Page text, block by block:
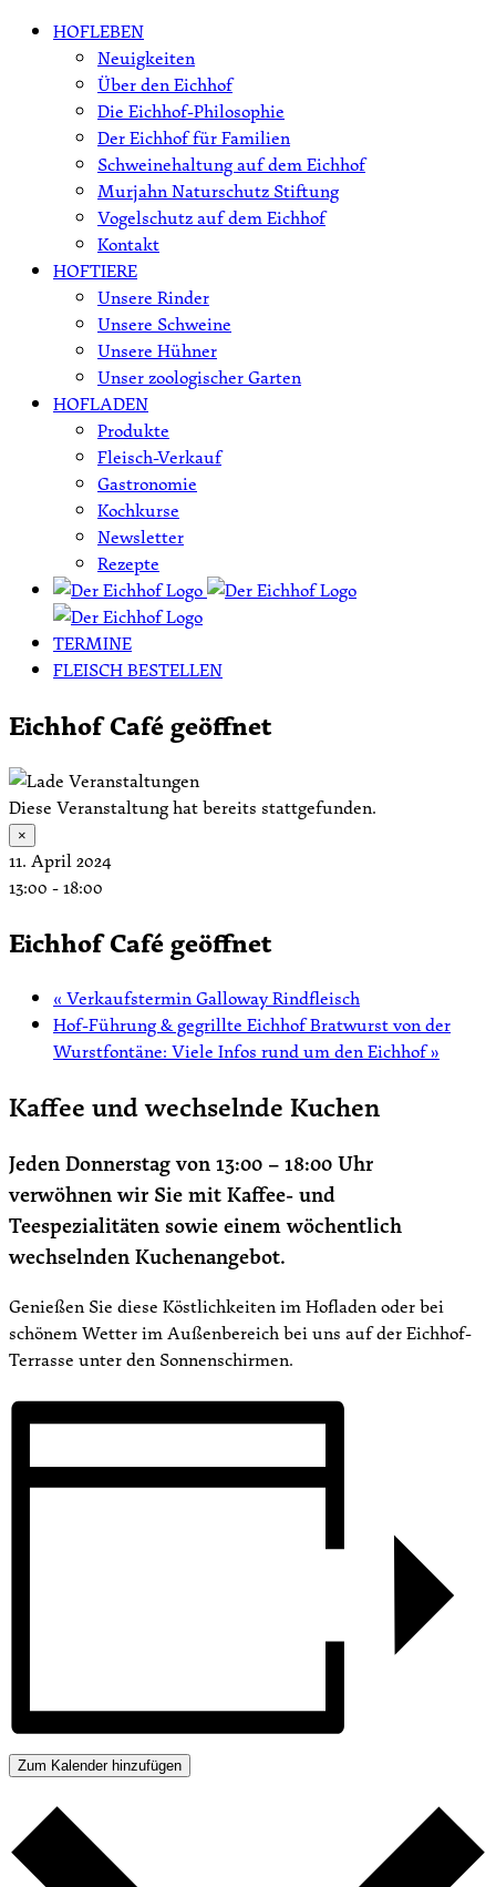
Skip HOFLEBEN
Neuigkeiten
Über den Eichhof
Die Eichhof-Philosophie
Der Eichhof für Familien
Schweinehaltung auf dem Eichhof
Murjahn Naturschutz Stiftung
Vogelschutz auf dem Eichhof
Kontakt
HOFTIERE
Unsere Rinder
Unsere Schweine
Unsere Hühner
Unser zoologischer Garten
HOFLADEN
Produkte
Fleisch-Verkauf
Gastronomie
Kochkurse
Newsletter
Rezepte
TERMINE
FLEISCH BESTELLEN
Eichhof Café geöffnet
Diese Veranstaltung hat bereits stattgefunden.
×
11. April 2024
13:00 -18:00
Eichhof Café geöffnet
« Verkaufstermin Galloway Rindfleisch
Hof-Führung & gegrillte Eichhof Bratwurst von der
Wurstfontäne: Viele Infos rund um den Eichhof»
Kaffee und wechselnde Kuchen
Jeden Donnerstag von 13:00 – 18:00 Uhr
verwöhnen wir Sie mit Kaffee- und
Teespezialitäten sowie einem wöchentlich
wechselnden Kuchenangebot.
Genießen Sie diese Köstlichkeiten im Hofladen oder bei
schönem Wetter im Außenbereich bei uns auf der Eichhof-
Terrasse unter den Sonnenschirmen.
Zum Kalender hinzufügen